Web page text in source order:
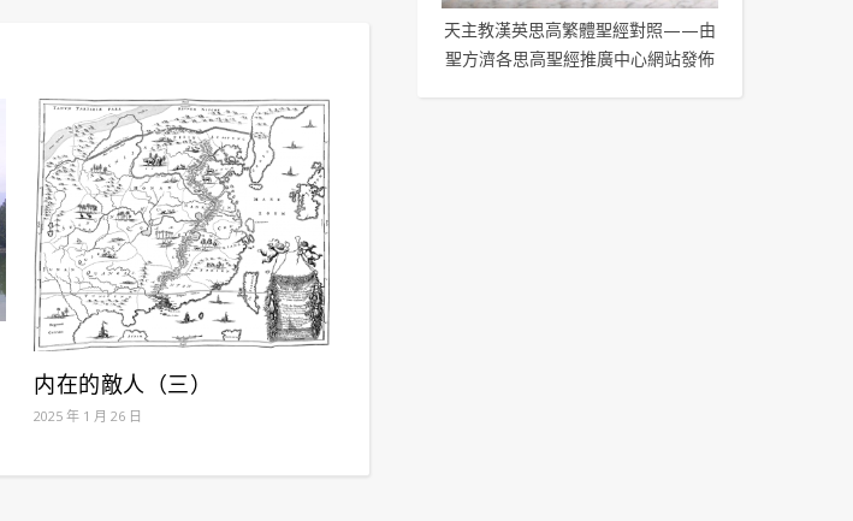
内在的敵人（三）
2025 年 1 月 26 日
天主教漢英思高繁體聖經對照——由
聖方濟各思高聖經推廣中心網站發佈